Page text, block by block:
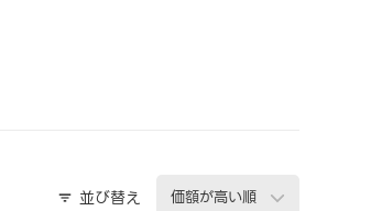
並び替え